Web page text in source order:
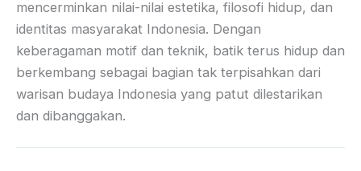
mencerminkan nilai-nilai estetika, filosofi hidup, dan
identitas masyarakat Indonesia. Dengan
keberagaman motif dan teknik, batik terus hidup dan
berkembang sebagai bagian tak terpisahkan dari
warisan budaya Indonesia yang patut dilestarikan
dan dibanggakan.